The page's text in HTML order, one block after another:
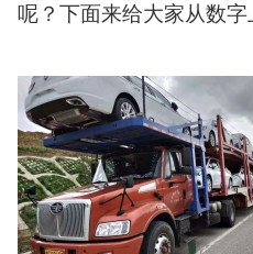
呢？下面来给大家从数字